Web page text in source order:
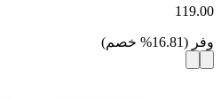
119.00
وفر (
16.81
% خصم)